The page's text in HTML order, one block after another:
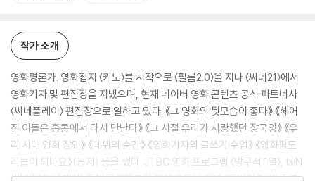
작가 소개
영화평론가. 영화잡지 〈키노〉를 시작으로 〈필름2.0〉을 지나 〈씨네21〉에서
영화기자 및 편집장을 지냈으며, 현재 네이버 영화 콘텐츠 공식 파트너사
〈씨네플레이〉 편집장으로 일하고 있다. 《그 영화의 뒷모습이 좋다》 《헤어
진 이들은 홍콩에서 다시 만난다》 《그 시절 우리가 사랑했던 장국영》 《우
리 시대 영화 장인》 《데뷔의 순간》 《영화기자의 글쓰기 수업》 《영화평도
리콜이 되나요》(공저) 등을 썼다. JTBC 영화 프로그램 〈방구석 1열〉, tvN